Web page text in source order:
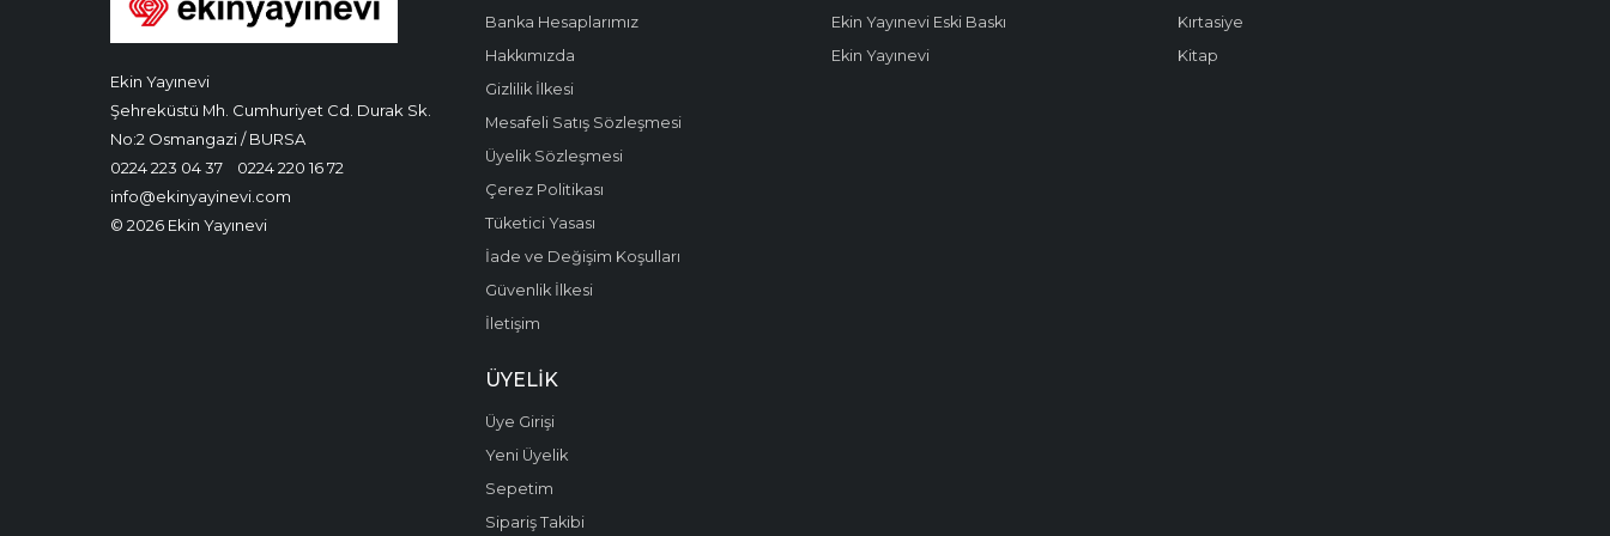
Ekin Yayınevi
Şehreküstü Mh. Cumhuriyet Cd. Durak Sk.
No:2 Osmangazi / BURSA
0224 223 04 37
0224 220 16 72
info@ekinyayinevi.com
© 2026 Ekin Yayınevi
Banka Hesaplarımız
Hakkımızda
Gizlilik İlkesi
Mesafeli Satış Sözleşmesi
Üyelik Sözleşmesi
Çerez Politikası
Tüketici Yasası
İade ve Değişim Koşulları
Güvenlik İlkesi
İletişim
Ekin Yayınevi Eski Baskı
Ekin Yayınevi
Kırtasiye
Kitap
ÜYELIK
Üye Girişi
Yeni Üyelik
Sepetim
Sipariş Takibi